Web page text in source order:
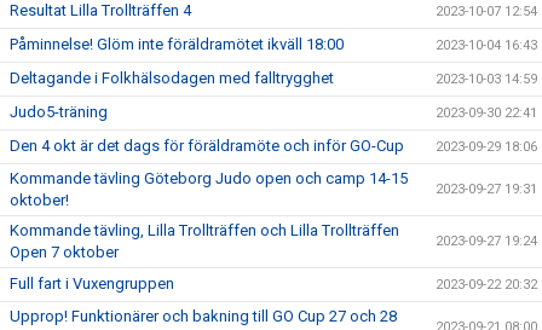
Resultat Lilla Trollträffen 4 2023-10-07 12:54
Påminnelse! Glöm inte föräldramötet ikväll 18:00 2023-10-04 16:43
Deltagande i Folkhälsodagen med falltrygghet 2023-10-03 14:59
Judo5-träning 2023-09-30 22:41
Den 4 okt är det dags för föräldramöte och inför GO-Cup 2023-09-29 18:06
Kommande tävling Göteborg Judo open och camp 14-15
oktober!
2023-09-27 19:31
Kommande tävling, Lilla Trollträffen och Lilla Trollträffen
Open 7 oktober
2023-09-27 19:24
Full fart i Vuxengruppen 2023-09-22 20:32
Upprop! Funktionärer och bakning till GO Cup 27 och 28